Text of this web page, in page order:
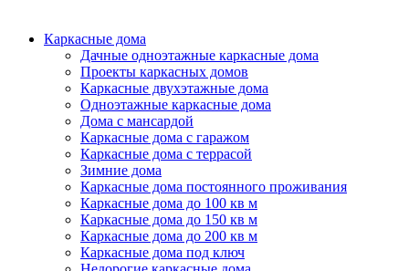
Каркасные дома
Дачные одноэтажные каркасные дома
Проекты каркасных домов
Каркасные двухэтажные дома
Одноэтажные каркасные дома
Дома с мансардой
Каркасные дома с гаражом
Каркасные дома с террасой
Зимние дома
Каркасные дома постоянного проживания
Каркасные дома до 100 кв м
Каркасные дома до 150 кв м
Каркасные дома до 200 кв м
Каркасные дома под ключ